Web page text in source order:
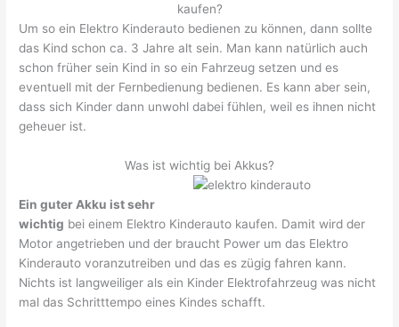
kaufen?
Um so ein Elektro Kinderauto bedienen zu können, dann sollte
das Kind schon ca. 3 Jahre alt sein. Man kann natürlich auch
schon früher sein Kind in so ein Fahrzeug setzen und es
eventuell mit der Fernbedienung bedienen. Es kann aber sein,
dass sich Kinder dann unwohl dabei fühlen, weil es ihnen nicht
geheuer ist.
Was ist wichtig bei Akkus?
Ein guter Akku ist sehr
wichtig bei einem Elektro Kinderauto kaufen. Damit wird der
Motor angetrieben und der braucht Power um das Elektro
Kinderauto voranzutreiben und das es zügig fahren kann.
Nichts ist langweiliger als ein Kinder Elektrofahrzeug was nicht
mal das Schritttempo eines Kindes schafft.